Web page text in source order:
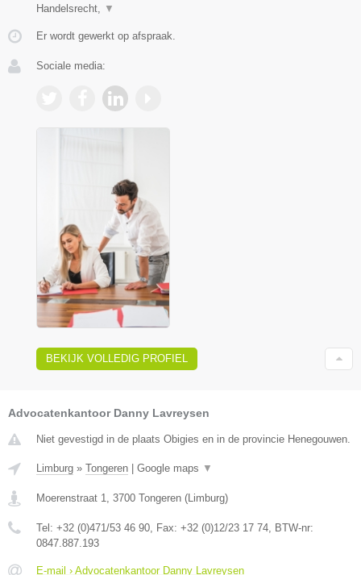
Handelsrecht, ▼
Er wordt gewerkt op afspraak.
Sociale media:
BEKIJK VOLLEDIG PROFIEL
Advocatenkantoor Danny Lavreysen
Niet gevestigd in de plaats Obigies en in de provincie Henegouwen.
Limburg » Tongeren Google maps ▼
Moerenstraat 1 3700 Tongeren ( Limburg)
Tel: +32 (0)471/53 46 90 , Fax: +32 (0)12/23 17 74 , BTW-nr:
0847.887.193
E-mail › Advocatenkantoor Danny Lavreysen